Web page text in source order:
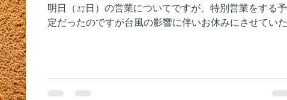
明日（27日）の営業についてですが、特別営業をする予
定だったのですが台風の影響に伴いお休みにさせていた
しければご予約お待ちしております